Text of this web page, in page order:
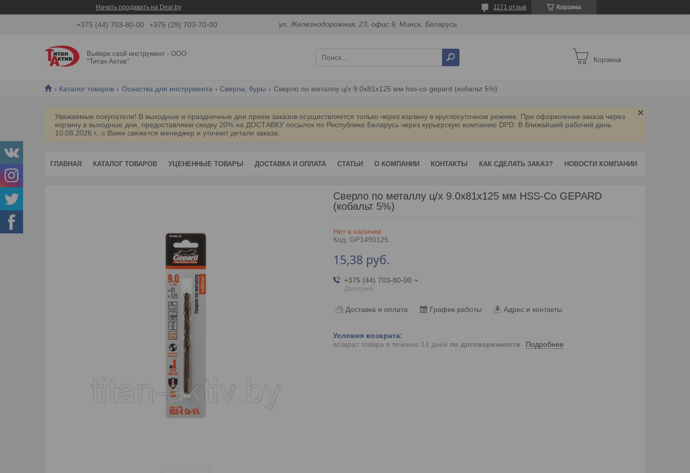
Начать продавать на Deal.by Корзина
1171 отзыв
+375 (44) 703-80-00 +375 (29) 703-70-00 ул. Железнодорожная, 23, офис 9, Минск, Беларусь
Выбери свой инструмент - ООО
"Титан Актив"
Корзина
Каталог товаров Оснастка для инструмента Сверла, буры Сверло по металлу ц/х 9.0х81х125 мм hss-co gepard (кобальт 5%)
Уважаемые покупатели! В выходные и праздничные дни прием заказов осуществляется только через корзину в круглосуточном режиме. При оформлении заказа через
корзину в выходные дни, предоставляем скидку 20% на ДОСТАВКУ посылок по Республике Беларусь через курьерскую компанию DPD. В ближайший рабочий день
10.08.2026 г., с Вами свяжется менеджер и уточнит детали заказа.
ГЛАВНАЯ КАТАЛОГ ТОВАРОВ УЦЕНЕННЫЕ ТОВАРЫ ДОСТАВКА И ОПЛАТА СТАТЬИ О КОМПАНИИ КОНТАКТЫ КАК СДЕЛАТЬ ЗАКАЗ? НОВОСТИ КОМПАНИИ
Сверло по металлу ц/х 9.0х81х125 мм HSS-Co GEPARD
(кобальт 5%)
Нет в наличии
Код: GP1490125
15,38 руб.
+375 (44) 703-80-00
Дмитрий
Доставка и оплата График работы Адрес и контакты
возврат товара в течение 14 дней по договоренности Подробнее